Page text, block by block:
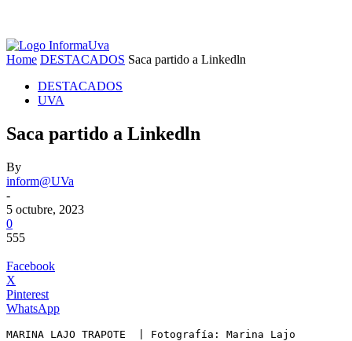
Home DESTACADOS Saca partido a Linkedln
DESTACADOS
UVA
Saca partido a Linkedln
By
inform@UVa
-
5 octubre, 2023
0
555
Facebook
X
Pinterest
WhatsApp
MARINA LAJO TRAPOTE  | Fotografía: Marina Lajo